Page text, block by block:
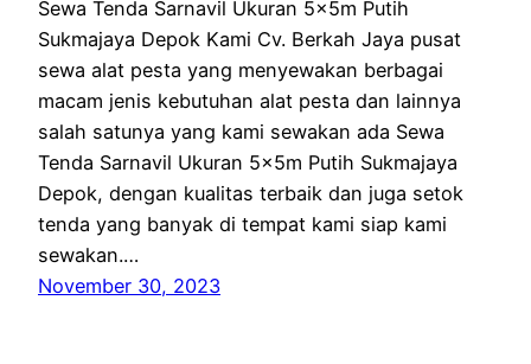
Sewa Tenda Sarnavil Ukuran 5x5m Putih
Sukmajaya Depok Kami Cv. Berkah Jaya pusat
sewa alat pesta yang menyewakan berbagai
macam jenis kebutuhan alat pesta dan lainnya
salah satunya yang kami sewakan ada Sewa
Tenda Sarnavil Ukuran 5x5m Putih Sukmajaya
Depok, dengan kualitas terbaik dan juga setok
tenda yang banyak di tempat kami siap kami
sewakan.…
November 30, 2023